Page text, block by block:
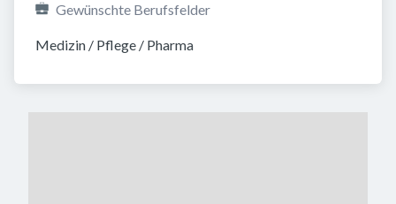
Gewünschte Berufsfelder
Medizin / Pflege / Pharma